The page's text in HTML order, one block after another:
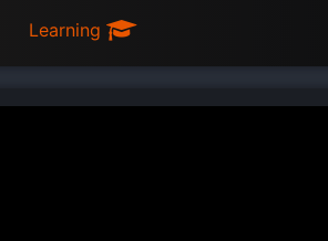
Learning